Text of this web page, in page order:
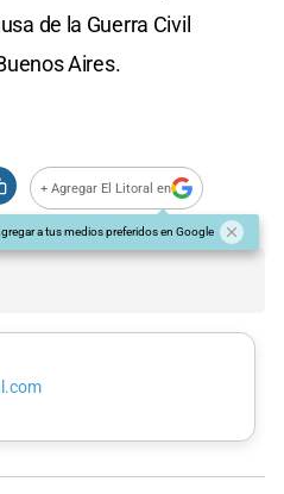
de la Guerra Civil
Aires.
+ Agregar El Litoral en
a tus medios preferidos en Google